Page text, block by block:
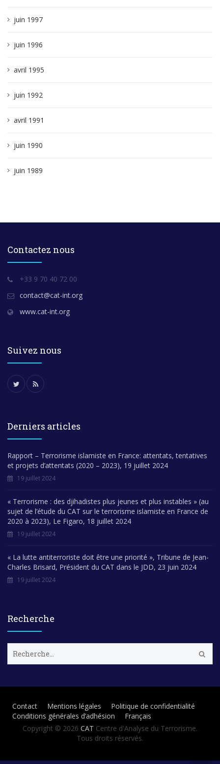
juin 1997
juin 1996
avril 1995
juin 1992
avril 1991
juin 1990
juin 1989
Contactez nous
+33 9 70 40 72 00
contact@cat-int.org
www.cat-int.org
Suivez nous
Derniers articles
Rapport – Terrorisme islamiste en France: attentats, tentatives
et projets d’attentats (2020 – 2023), 19 juillet 2024
19 juillet 2024
« Terrorisme : des djihadistes plus jeunes et plus instables » (au
sujet de l’étude du CAT sur le terrorisme islamiste en France de
2020 à 2023), Le Figaro, 18 juillet 2024
19 juillet 2024
« La lutte antiterroriste doit être une priorité », Tribune de Jean-
Charles Brisard, Président du CAT dans le JDD, 23 juin 2024
19 juillet 2024
Recherche
e
Contact Mentions légales
Politique de confidentialité
Conditions générales d’adhésion
Français
Copyright © 2026 CAT Centre d'Analyse du Terrorisme.
Tous droits réservés.